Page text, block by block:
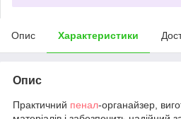
Опис Характеристики
Опис
Практичний пенал-органайзер,